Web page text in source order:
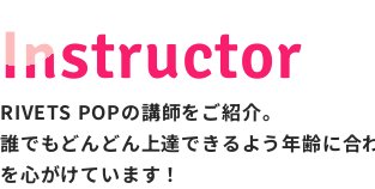
Instructor
RIVETS POPの講師をご紹介。
誰でもどんどん上達できるよう年齢に合
を心がけています！